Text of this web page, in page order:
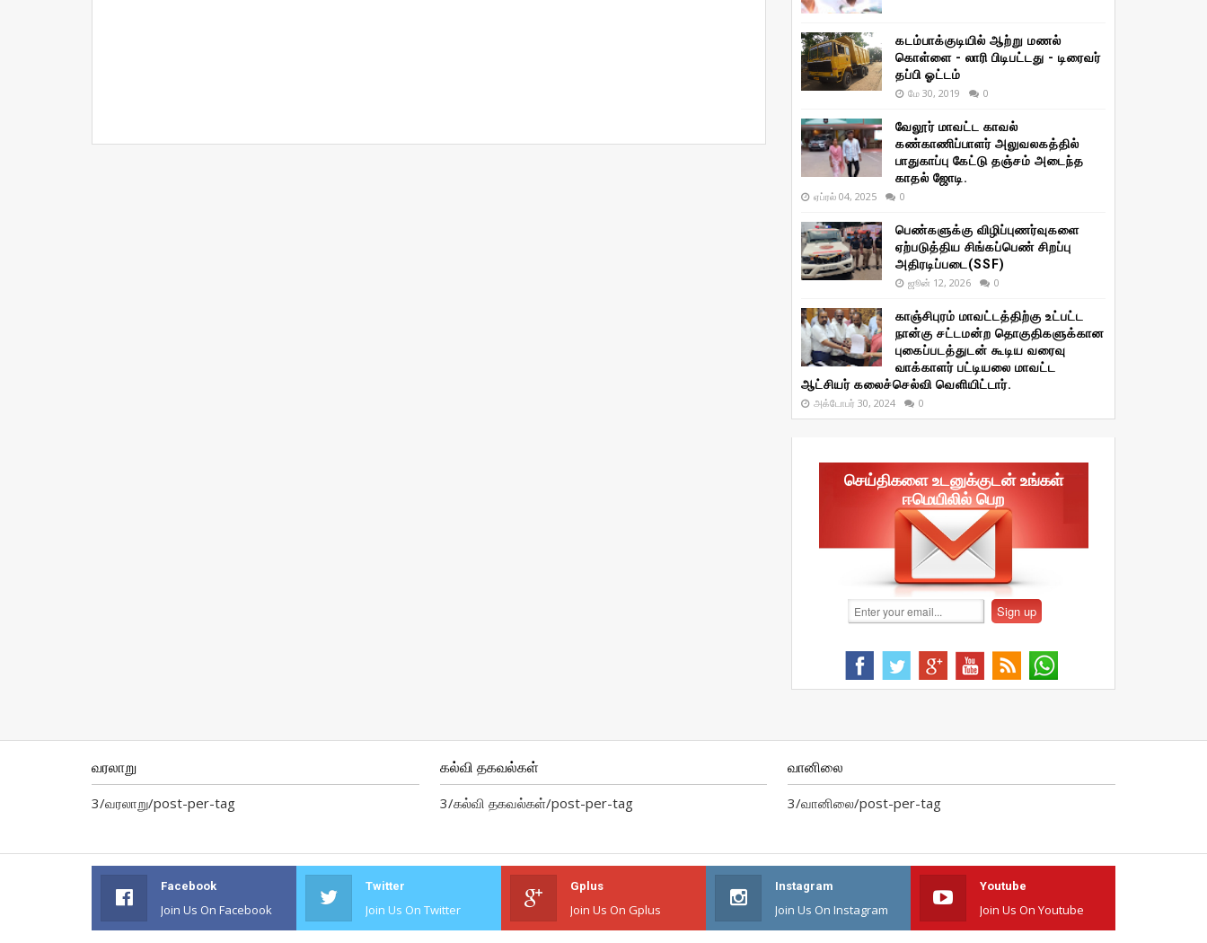
கடம்பாக்குடியில் ஆற்று மணல்
கொள்ளை - லாரி பிடிபட்டது - டிரைவர்
தப்பி ஓட்டம்
மே 30, 2019 0
வேலூர் மாவட்ட காவல்
கண்காணிப்பாளர் அலுவலகத்தில்
பாதுகாப்பு கேட்டு தஞ்சம் அடைந்த
காதல் ஜோடி.
ஏப்ரல் 04, 2025 0
பெண்களுக்கு விழிப்புணர்வுகளை
ஏற்படுத்திய சிங்கப்பெண் சிறப்பு
அதிரடிப்படை(SSF)
ஜூன் 12, 2026 0
காஞ்சிபுரம் மாவட்டத்திற்கு உட்பட்ட
நான்கு சட்டமன்ற தொகுதிகளுக்கான
புகைப்படத்துடன் கூடிய வரைவு
வாக்காளர் பட்டியலை மாவட்ட
ஆட்சியர் கலைச்செல்வி வெளியிட்டார்.
அக்டோபர் 30, 2024 0
செய்திகளை உடனுக்குடன் உங்கள்
ஈமெயிலில் பெற
வரலாறு
3/வரலாறு/post-per-tag
கல்வி தகவல்கள்
3/கல்வி தகவல்கள்/post-per-tag
வானிலை
3/வானிலை/post-per-tag
Facebook
Join Us On Facebook
Twitter
Join Us On Twitter
Gplus
Join Us On Gplus
Instagram
Join Us On Instagram
Youtube
Join Us On Youtube